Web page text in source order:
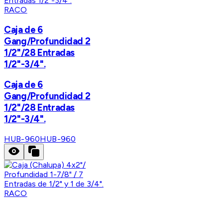
RACO
Caja de 6
Gang/Profundidad 2
1/2"/28 Entradas
1/2"-3/4".
Caja de 6
Gang/Profundidad 2
1/2"/28 Entradas
1/2"-3/4".
HUB-960HUB-960
RACO